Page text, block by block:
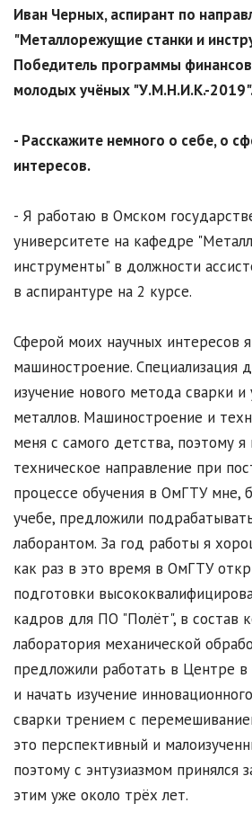
Иван Черных, аспирант по
"Металлорежущие станки и
Победитель программы
молодых учёных "У.М.Н.И.К.-
- Расскажите немного о себе, о
интересов.
- Я работаю в Омском
университете на кафедре
инструменты" в должности
в аспирантуре на 2 курсе.
Сферой моих научных интересов
машиностроение. Специализация
изучение нового метода сварки и
металлов. Машиностроение и
меня с самого детства, поэтому я
техническое направление при
процессе обучения в ОмГТУ мне,
учебе, предложили
лаборантом. За год работы я
как раз в это время в ОмГТУ
подготовки
кадров для ПО "Полёт", в состав
лаборатория механической
предложили работать в Центре в
и начать изучение
сварки трением с
это перспективный и
поэтому с энтузиазмом принялся
этим уже около трёх лет.